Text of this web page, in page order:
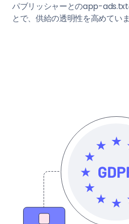
パブリッシャーとのapp-ads.txt
とで、供給の透明性を高めていま